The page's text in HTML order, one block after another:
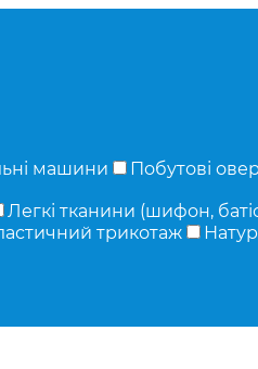
машини Побутові
Легкі тканини (шифон,
трикотаж